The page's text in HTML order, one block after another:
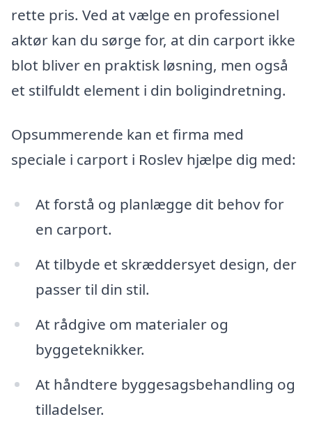
rette pris. Ved at vælge en professionel
aktør kan du sørge for, at din carport ikke
blot bliver en praktisk løsning, men også
et stilfuldt element i din boligindretning.
Opsummerende kan et firma med
speciale i carport i Roslev hjælpe dig med:
At forstå og planlægge dit behov for
en carport.
At tilbyde et skræddersyet design, der
passer til din stil.
At rådgive om materialer og
byggeteknikker.
At håndtere byggesagsbehandling og
tilladelser.